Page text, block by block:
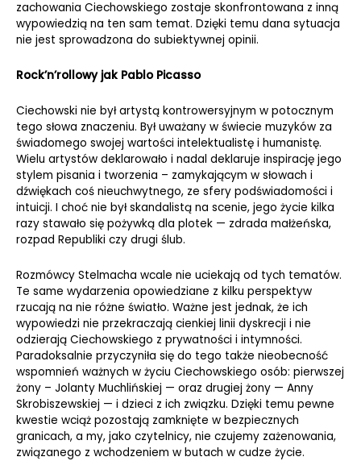
zachowania Ciechowskiego zostaje skonfrontowana z inną
wypowiedzią na ten sam temat. Dzięki temu dana sytuacja
nie jest sprowadzona do subiektywnej opinii.
Rock’n’rollowy jak Pablo Picasso
Ciechowski nie był artystą kontrowersyjnym w potocznym
tego słowa znaczeniu. Był uważany w świecie muzyków za
świadomego swojej wartości intelektualistę i humanistę.
Wielu artystów deklarowało i nadal deklaruje inspirację jego
stylem pisania i tworzenia – zamykającym w słowach i
dźwiękach coś nieuchwytnego, ze sfery podświadomości i
intuicji. I choć nie był skandalistą na scenie, jego życie kilka
razy stawało się pożywką dla plotek — zdrada małżeńska,
rozpad Republiki czy drugi ślub.
Rozmówcy Stelmacha wcale nie uciekają od tych tematów.
Te same wydarzenia opowiedziane z kilku perspektyw
rzucają na nie różne światło. Ważne jest jednak, że ich
wypowiedzi nie przekraczają cienkiej linii dyskrecji i nie
odzierają Ciechowskiego z prywatności i intymności.
Paradoksalnie przyczyniła się do tego także nieobecność
wspomnień ważnych w życiu Ciechowskiego osób: pierwszej
żony – Jolanty Muchlińskiej — oraz drugiej żony — Anny
Skrobiszewskiej — i dzieci z ich związku. Dzięki temu pewne
kwestie wciąż pozostają zamknięte w bezpiecznych
granicach, a my, jako czytelnicy, nie czujemy zażenowania,
związanego z wchodzeniem w butach w cudze życie.